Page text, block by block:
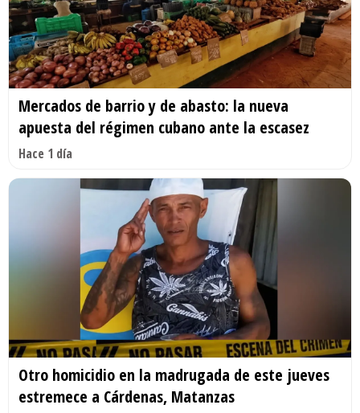
Mercados de barrio y de abasto: la nueva
apuesta del régimen cubano ante la escasez
Hace 1 día
Otro homicidio en la madrugada de este jueves
estremece a Cárdenas, Matanzas